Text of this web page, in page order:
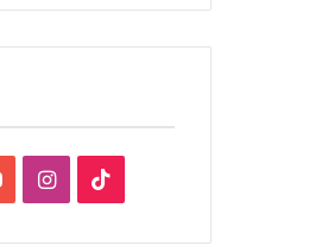
YouTubeInstagram